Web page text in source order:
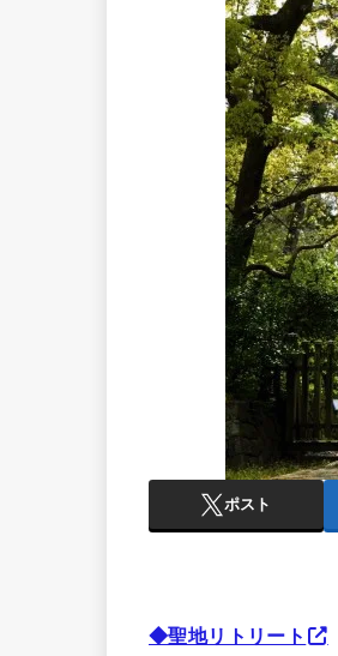
ポスト
◆聖地リトリート